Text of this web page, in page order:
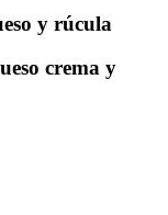
y rúcula
crema y